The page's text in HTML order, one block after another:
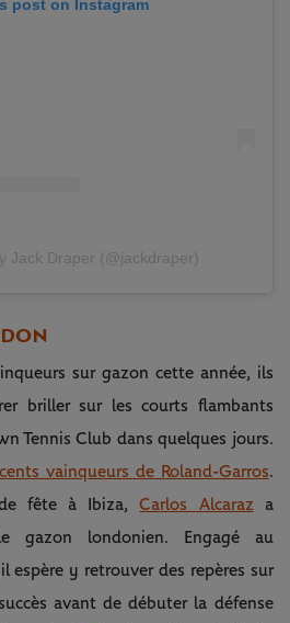
post on Instagram
Jack Draper (@jackdraper)
sur gazon cette année, ils
briller sur les courts flambants
Tennis Club dans quelques jours.
vainqueurs de Roland-Garros.
de fête à Ibiza,Carlos Alcaraz a
gazon londonien. Engagé au
espère y retrouver des repères sur
avant de débuter la défense